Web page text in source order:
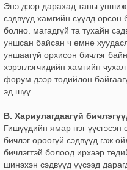
Энэ дээр дарахад таны уншиж
сэдвүүд хамгийн сүүлд орсон
болно. магадгүй та тухайн
уншсан байсан ч өмнө
уншаагүй орхисон бичлэг
хэрэглэгчидийн хамгийн
форум дээр төдийлөн
эд шүү
В. Хариулагдаагүй
Гишүүдийн ямар нэг үүсгэсэн
бичлэг ороогүй сэдвүүд гэж
бичлэгтэй болоод ирхээр
шинэхэн сэдвүүд үүсээд